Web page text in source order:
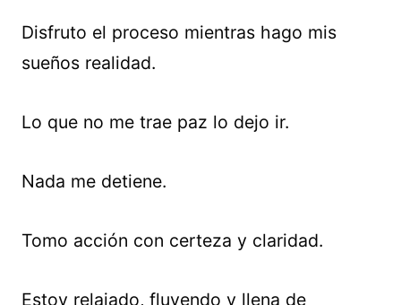
Disfruto el proceso mientras hago mis
sueños realidad.
Lo que no me trae paz lo dejo ir.
Nada me detiene.
Tomo acción con certeza y claridad.
Estoy relajado, fluyendo y llena de